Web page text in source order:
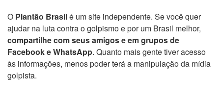
O Plantão Brasilé um site independente. Se você quer
ajudar na luta contra o golpismo e por um Brasil melhor,
compartilhe com seus amigos e em grupos de
Facebook e WhatsApp. Quanto mais gente tiver acesso
às informações, menos poder terá a manipulação da mídia
golpista.